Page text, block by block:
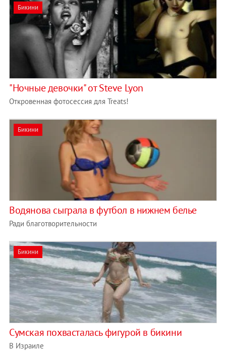
Бикини
"Ночные девочки" от Steve Lyon
Откровенная фотосессия для Treats!
Бикини
Водянова сыграла в футбол в нижнем белье
Ради благотворительности
Бикини
Сумская похвасталась фигурой в бикини
В Израиле